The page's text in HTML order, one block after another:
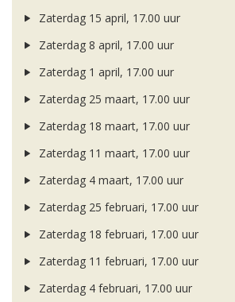
Zaterdag 15 april, 17.00 uur
Zaterdag 8 april, 17.00 uur
Zaterdag 1 april, 17.00 uur
Zaterdag 25 maart, 17.00 uur
Zaterdag 18 maart, 17.00 uur
Zaterdag 11 maart, 17.00 uur
Zaterdag 4 maart, 17.00 uur
Zaterdag 25 februari, 17.00 uur
Zaterdag 18 februari, 17.00 uur
Zaterdag 11 februari, 17.00 uur
Zaterdag 4 februari, 17.00 uur